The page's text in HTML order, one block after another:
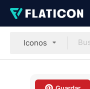
Iconos